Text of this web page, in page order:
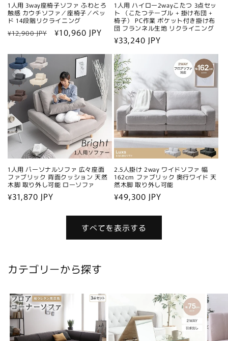
1人用 3way座椅子ソファ ふわとろ
触感 カウチソファ／座椅子／ベッ
ド 14段階リクライニング
通
価
格
¥12,900 JPY
セ
ル
格
¥10,960 JPY
1人用 ハイロー2wayこたつ 3点セッ
ト （こたつテーブル + 掛け布団 +
椅子） PC作業 ポケット付き掛け布
団 フランネル生地 リクライニング
通
常
価
格
¥33,240 JPY
1人用 パーソナルソファ 広々座面
ファブリック 背面クッション 天然
木脚 取り外し可能 ローソファ
通
¥31,870 JPY
2.5人掛け 2way ワイドソファ 幅
162cm ファブリック 奥行ワイド 天
然木脚 取り外し可能
通
価
格
¥49,300 JPY
すべてを表示する
カテゴリーから探す